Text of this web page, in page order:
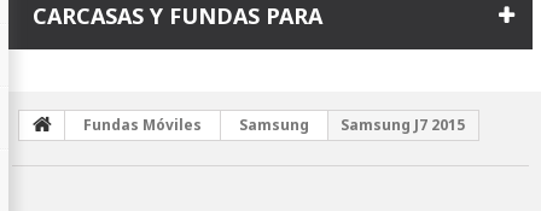
CARCASAS Y FUNDAS PARA
Fundas Móviles Samsung Samsung J7 2015